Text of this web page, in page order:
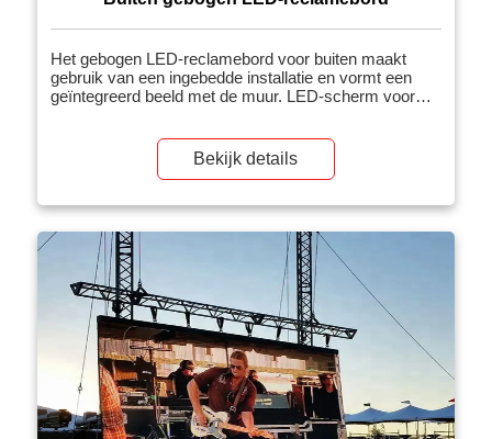
Het gebogen LED-reclamebord voor buiten maakt
gebruik van een ingebedde installatie en vormt een
geïntegreerd beeld met de muur. LED-scherm voor
Bekijk details